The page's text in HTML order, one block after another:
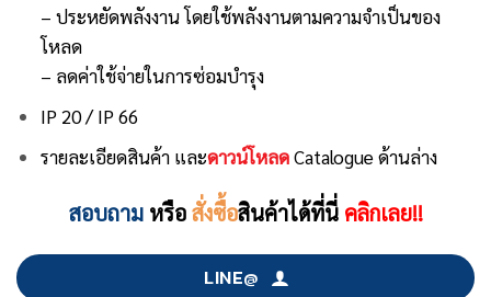
– ประหยัดพลังงาน โดยใช้พลังงานตามความจำเป็นของ
โหลด
– ลดค่าใช้จ่ายในการซ่อมบำรุง
IP 20 / IP 66
รายละเอียดสินค้า และดาวน์โหลดCatalogue ด้านล่าง
สอบถาม หรือ สั่งซื้อสินค้าได้ที่นี่ คลิกเลย!!
LINE@